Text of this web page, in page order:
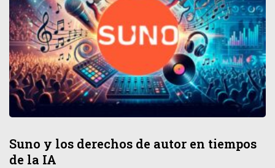
Suno y los derechos de autor en tiempos
de la IA